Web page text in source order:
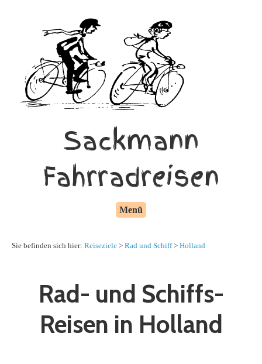
Sackmann
Fahrradreisen
Menü
Sie befinden sich hier: Reiseziele > Rad und Schiff> Holland
Rad- und Schiffs-
Reisen in Holland